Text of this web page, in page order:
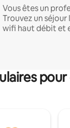
Vous êtes un
Trouvez un
wifi haut débit et